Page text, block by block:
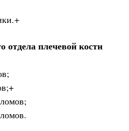
отдела плечевой кости